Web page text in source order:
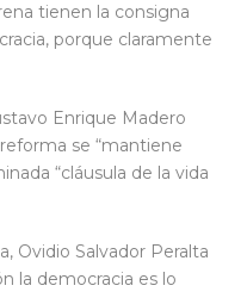
tienen la consigna
porque claramente
Enrique Madero
se “mantiene
“cláusula de la vida
Ovidio Salvador Peralta
la democracia es lo